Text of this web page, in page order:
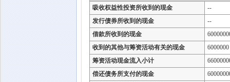
吸收权益性投资所收到的现金
--
发行债券所收到的现金
--
借款所收到的现金
收到的其他与筹资活动有关的现金
6000000
筹资活动现金流入小计
偿还债务所支付的现金